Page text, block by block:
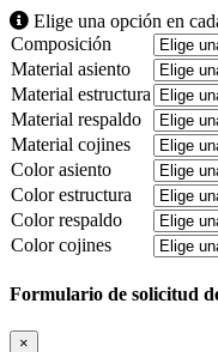
Elige una opción en
Composición
Material asiento
Material estructura
Material respaldo
Material cojines
Color asiento
Color estructura
Color respaldo
Color cojines
Formulario de solicitud
×